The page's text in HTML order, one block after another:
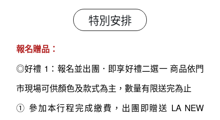
特別安排
報名贈品：
◎好禮 1：報名並出團．即享好禮二選一 商品依門
市現場可供顏色及款式為主，數量有限送完為止
① 參加本行程完成繳費，出團即贈送 LA NEW